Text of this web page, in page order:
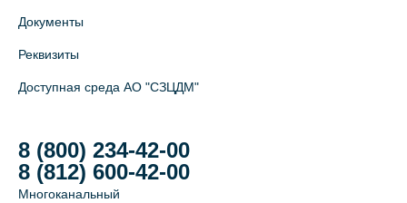
Документы
Реквизиты
Доступная среда АО "СЗЦДМ"
8 (800) 234-42-00
8 (812) 600-42-00
Многоканальный